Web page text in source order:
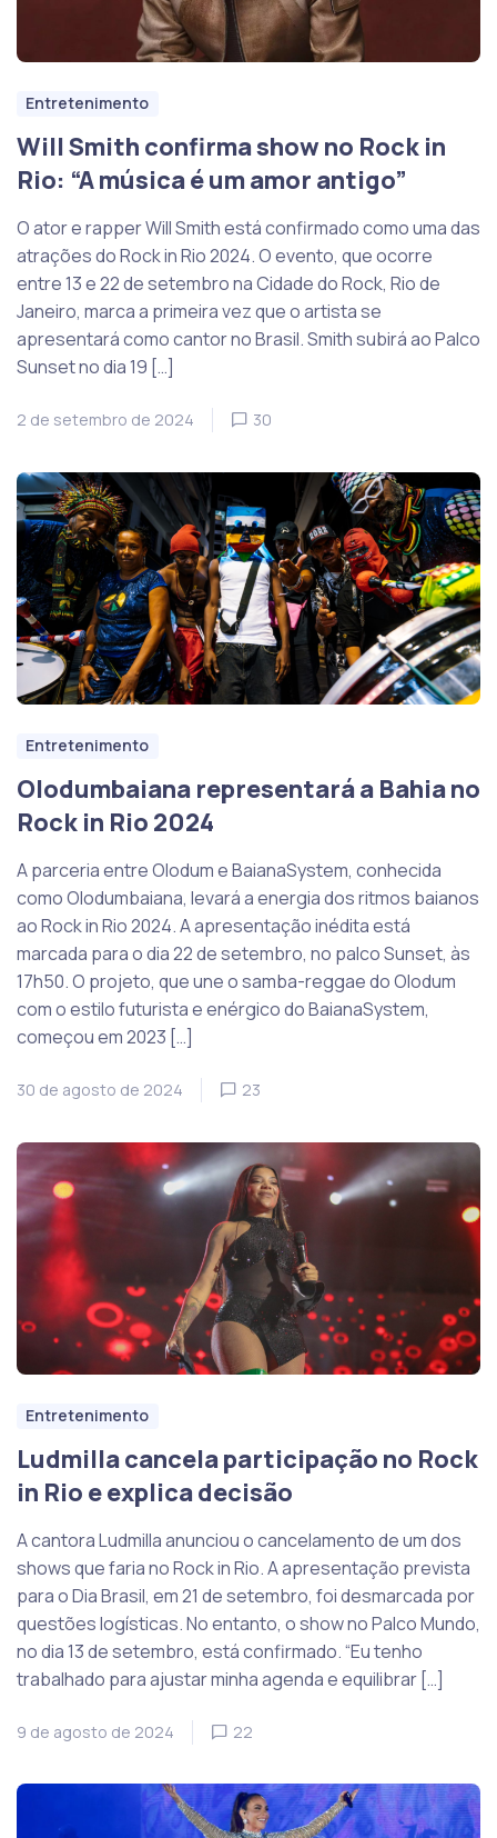
Entretenimento
Will Smith confirma show no Rock in
Rio: “A música é um amor antigo”
O ator e rapper Will Smith está confirmado como uma das
atrações do Rock in Rio 2024. O evento, que ocorre
entre 13 e 22 de setembro na Cidade do Rock, Rio de
Janeiro, marca a primeira vez que o artista se
apresentará como cantor no Brasil. Smith subirá ao Palco
Sunset no dia 19 […]
2 de setembro de 2024 30
Entretenimento
Olodumbaiana representará a Bahia no
Rock in Rio 2024
A parceria entre Olodum e BaianaSystem, conhecida
como Olodumbaiana, levará a energia dos ritmos baianos
ao Rock in Rio 2024. A apresentação inédita está
marcada para o dia 22 de setembro, no palco Sunset, às
17h50. O projeto, que une o samba-reggae do Olodum
com o estilo futurista e enérgico do BaianaSystem,
começou em 2023 […]
30 de agosto de 2024 23
Entretenimento
Ludmilla cancela participação no Rock
in Rio e explica decisão
A cantora Ludmilla anunciou o cancelamento de um dos
shows que faria no Rock in Rio. A apresentação prevista
para o Dia Brasil, em 21 de setembro, foi desmarcada por
questões logísticas. No entanto, o show no Palco Mundo,
no dia 13 de setembro, está confirmado. “Eu tenho
trabalhado para ajustar minha agenda e equilibrar […]
9 de agosto de 2024 22